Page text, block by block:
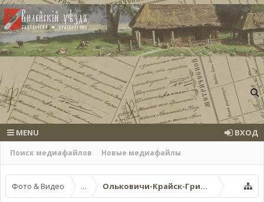
Поиск медиафайлов Новые медиафайлы
MENU ВХОД
Фото & Видео ... Ольковичи-Крайск-Гриневичи-Стрия